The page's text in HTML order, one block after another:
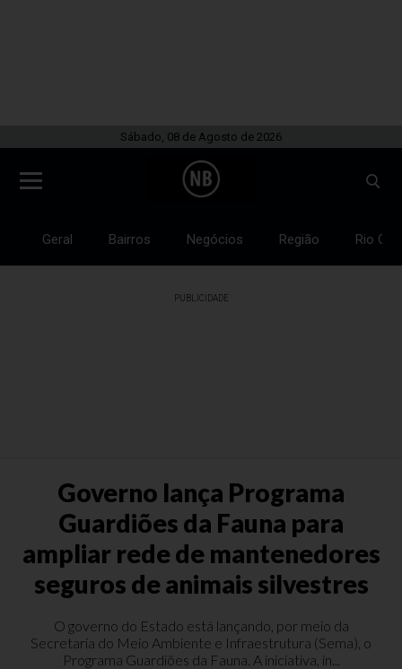
Sábado, 08 de Agosto de 2026
Geral Bairros Negócios Região Rio
PUBLICIDADE
Governo lança Programa
Guardiões da Fauna para
ampliar rede de mantenedores
seguros de animais silvestres
O governo do Estado está lançando, por meio da
Secretaria do Meio Ambiente e Infraestrutura (Sema), o
Programa Guardiões da Fauna. A iniciativa, in...